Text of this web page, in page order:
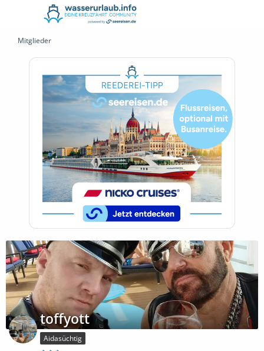
Mitglieder
toffyott
Aidasüchtig